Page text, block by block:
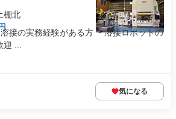
棚北
接の実務経験がある方 ・溶接ロボットの
...
気になる